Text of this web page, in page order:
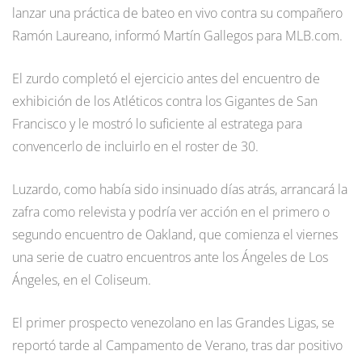
lanzar una práctica de bateo en vivo contra su compañero
Ramón Laureano, informó Martín Gallegos para MLB.com.
El zurdo completó el ejercicio antes del encuentro de
exhibición de los Atléticos contra los Gigantes de San
Francisco y le mostró lo suficiente al estratega para
convencerlo de incluirlo en el roster de 30.
Luzardo, como había sido insinuado días atrás, arrancará la
zafra como relevista y podría ver acción en el primero o
segundo encuentro de Oakland, que comienza el viernes
una serie de cuatro encuentros ante los Ángeles de Los
Ángeles, en el Coliseum.
El primer prospecto venezolano en las Grandes Ligas, se
reportó tarde al Campamento de Verano, tras dar positivo